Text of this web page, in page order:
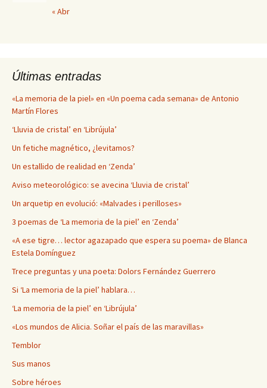
« Abr
Últimas entradas
«La memoria de la piel» en «Un poema cada semana» de Antonio
Martín Flores
‘Lluvia de cristal’ en ‘Librújula’
Un fetiche magnético, ¿levitamos?
Un estallido de realidad en ‘Zenda’
Aviso meteorológico: se avecina ‘Lluvia de cristal’
Un arquetip en evolució: «Malvades i perilloses»
3 poemas de ‘La memoria de la piel’ en ‘Zenda’
«A ese tigre… lector agazapado que espera su poema» de Blanca
Estela Domínguez
Trece preguntas y una poeta: Dolors Fernández Guerrero
Si ‘La memoria de la piel’ hablara…
‘La memoria de la piel’ en ‘Librújula’
«Los mundos de Alicia. Soñar el país de las maravillas»
Temblor
Sus manos
Sobre héroes